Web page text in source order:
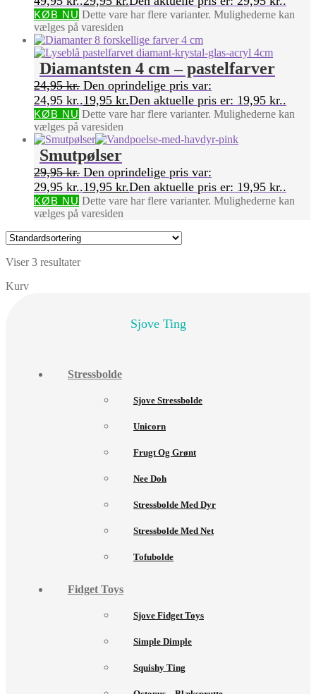
KØB NU Dette vare har flere varianter. Mulighederne kan
vælges på varesiden
Diamantsten 4 cm – pastelfarver
24,95kr. Den oprindelige pris var:
24,95 kr..19,95 kr.Den aktuelle pris er: 19,95 kr..
KØB NU Dette vare har flere varianter. Mulighederne kan
vælges på varesiden
Smutpølser
29,95kr. Den oprindelige pris var:
29,95 kr..19,95 kr.Den aktuelle pris er: 19,95 kr..
KØB NU Dette vare har flere varianter. Mulighederne kan
vælges på varesiden
Viser 3 resultater
Kurv
Sjove Ting
Stressbolde
Sjove Stressbolde
Unicorn
Frugt Og Grønt
Nee Doh
Stressbolde Med Dyr
Stressbolde Med Net
Tofubolde
Fidget Toys
Sjove Fidget Toys
Simple Dimple
Squishy Ting